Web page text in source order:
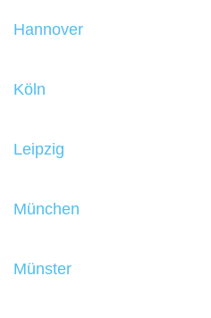
Hannover
Köln
Leipzig
München
Münster